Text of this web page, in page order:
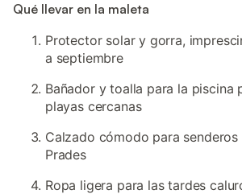
Qué llevar en la maleta
Protector solar y gorra,
a septiembre
Bañador y toalla para la piscina
playas cercanas
Calzado cómodo para senderos
Prades
Ropa ligera para las tardes